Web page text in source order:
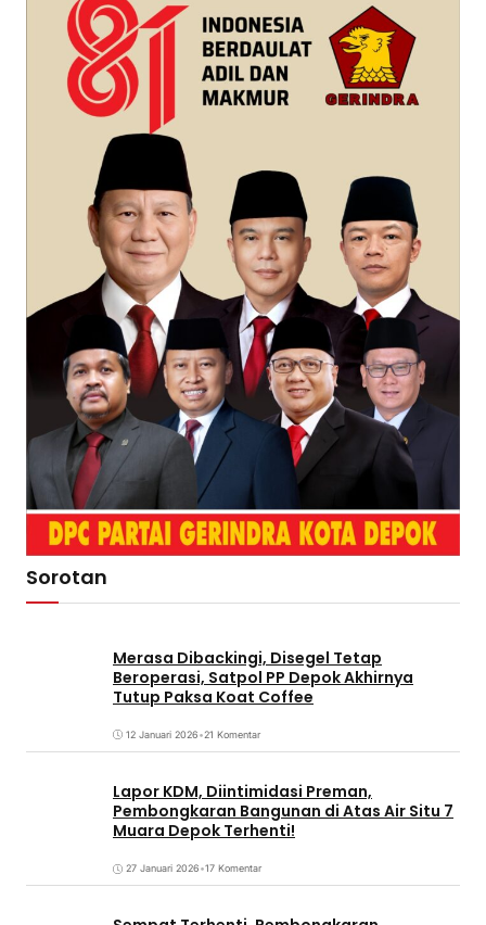
Sorotan
Merasa Dibackingi, Disegel Tetap
Beroperasi, Satpol PP Depok Akhirnya
Tutup Paksa Koat Coffee
12 Januari 2026•21 Komentar
Lapor KDM, Diintimidasi Preman,
Pembongkaran Bangunan di Atas Air Situ 7
Muara Depok Terhenti!
27 Januari 2026•17 Komentar